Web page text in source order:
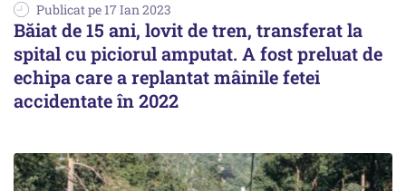
Publicat pe 17 Ian 2023
Băiat de 15 ani, lovit de tren, transferat la
spital cu piciorul amputat. A fost preluat de
echipa care a replantat mâinile fetei
accidentate în 2022